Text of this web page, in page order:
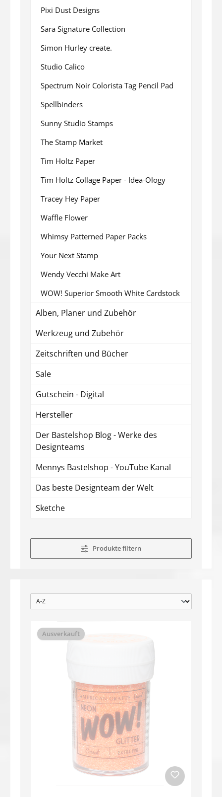
Pixi Dust Designs
Sara Signature Collection
Simon Hurley create.
Studio Calico
Spectrum Noir Colorista Tag Pencil Pad
Spellbinders
Sunny Studio Stamps
The Stamp Market
Tim Holtz Paper
Tim Holtz Collage Paper - Idea-Ology
Tracey Hey Paper
Waffle Flower
Whimsy Patterned Paper Packs
Your Next Stamp
Wendy Vecchi Make Art
WOW! Superior Smooth White Cardstock
Alben, Planer und Zubehör
Werkzeug und Zubehör
Zeitschriften und Bücher
Sale
Gutschein - Digital
Hersteller
Der Bastelshop Blog - Werke des
Designteams
Mennys Bastelshop - YouTube Kanal
Das beste Designteam der Welt
Sketche
Produkte filtern
Ausverkauft